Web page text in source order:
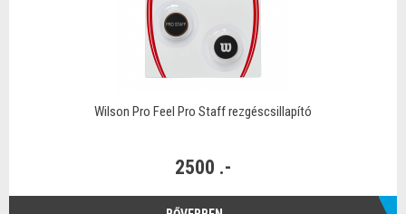
Wilson Pro Feel Pro Staff rezgéscsillapító
2500 .-